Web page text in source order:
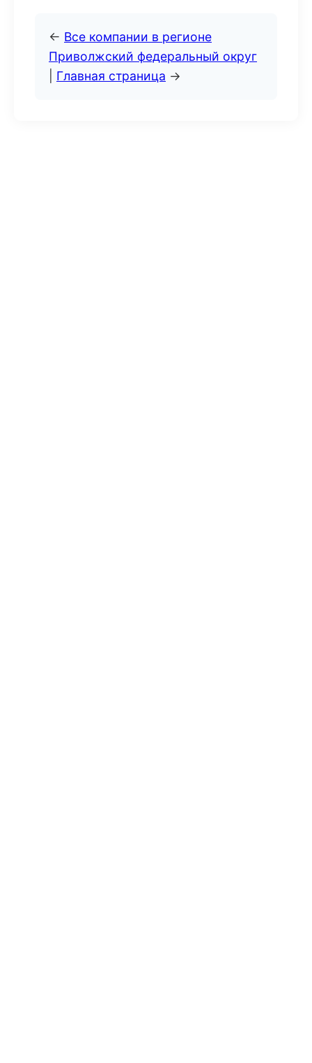
← Все компании в регионе
Приволжский федеральный округ
Главная страница →